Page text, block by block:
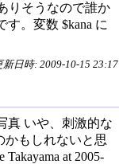
りそうなので誰か
。変数 $kana に
新日時: 2009-10-15 23:17
真 いや、刺激的な
かもしれないと思
at 2005-